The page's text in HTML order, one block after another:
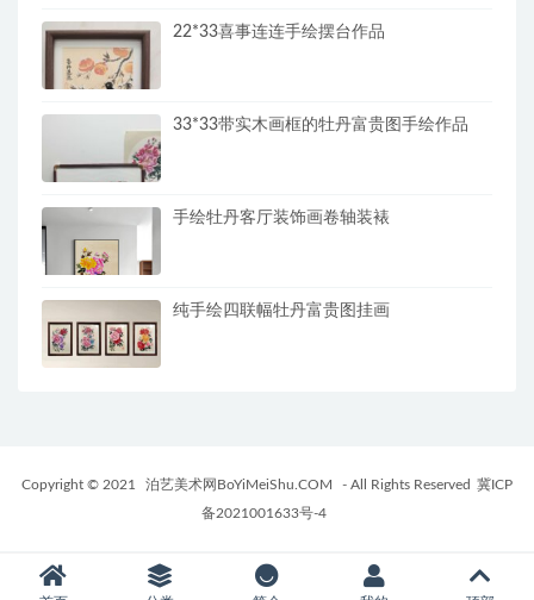
22*33喜事连连手绘摆台作品
33*33带实木画框的牡丹富贵图手绘作品
手绘牡丹客厅装饰画卷轴装裱
纯手绘四联幅牡丹富贵图挂画
Copyright © 2021 泊艺美术网BoYiMeiShu.COM - All Rights Reserved 冀ICP
备2021001633号-4